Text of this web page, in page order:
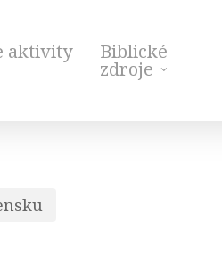
aktivity Biblické
zdroje